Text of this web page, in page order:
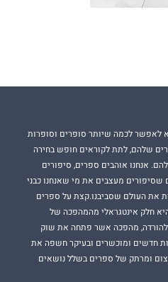
לאפשר לכמה שיותר סופרים וסופרות
שלהם, לתת לקוראים חופש בחירה
אנחנו אוהבים ספרים, סיפורים
שסיפורים מעצבים את מי שאנחנו כבני
את העולם שסביבנו.קצת על ספרים
היא חלק אינטגראלי מהמהפכה של
להורדה, מהפכה אשר פתחה את שוק
חדשים ומוכשרים ובעיקר חשפה את
ומרתק של ספרים בשלל נושאים